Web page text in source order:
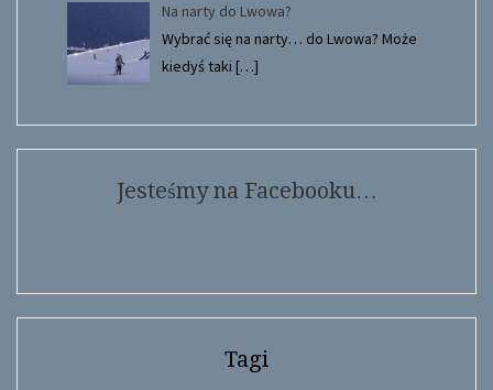
Na narty do Lwowa?
Wybrać się na narty… do Lwowa? Może
kiedyś taki […]
Jesteśmy na Facebooku…
Tagi